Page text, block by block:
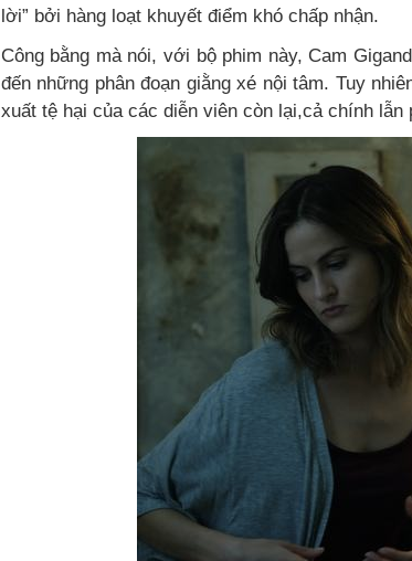
lời” bởi hàng loạt khuyết điểm khó chấp nhận.
Công bằng mà nói, với bộ phim này, Cam
đến những phân đoạn giằng xé nội tâm. Tuy
xuất tệ hại của các diễn viên còn lại,cả chính lẫn